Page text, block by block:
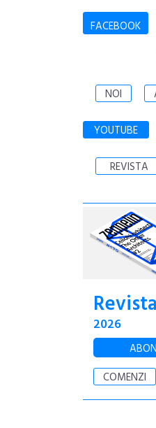
FACEBOOK
NOI
YOUTUBE
REVISTA
2026
COMENZI